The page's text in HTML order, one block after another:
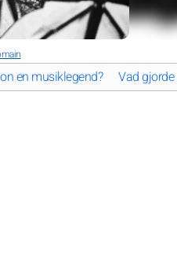
en musiklegend? Vad gjorde